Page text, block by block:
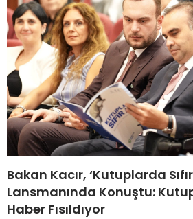
Bakan Kacır, ‘Kutuplarda
Lansmanında Konuştu:
Haber Fısıldıyor